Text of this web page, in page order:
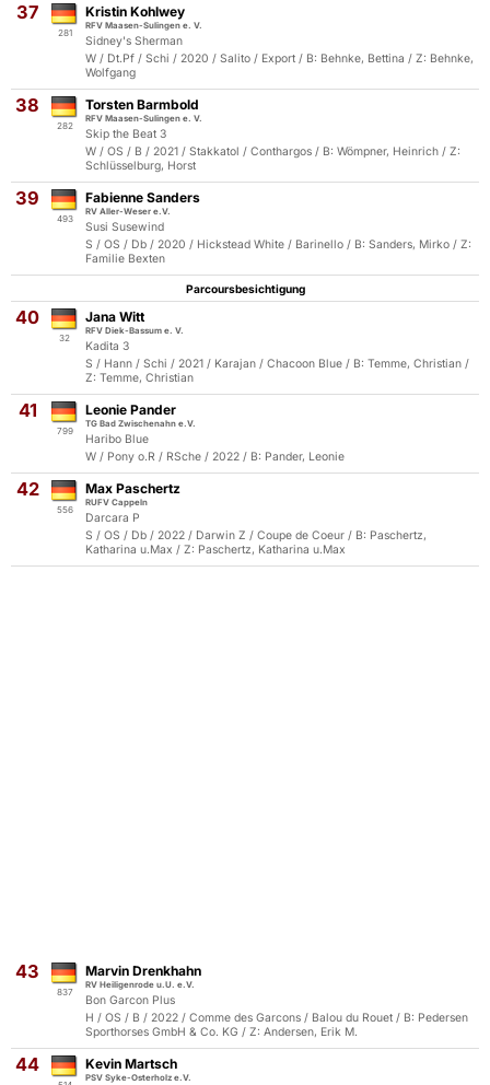
37
281
Kristin Kohlwey
RFV Maasen-Sulingen e. V.
Sidney's Sherman
W / Dt.Pf / Schi / 2020 / Salito / Export / B: Behnke, Bettina / Z: Behnke,
Wolfgang
38
282
Torsten Barmbold
RFV Maasen-Sulingen e. V.
Skip the Beat 3
W / OS / B / 2021 / Stakkatol / Conthargos / B: Wömpner, Heinrich / Z:
Schlüsselburg, Horst
39
493
Fabienne Sanders
RV Aller-Weser e.V.
Susi Susewind
S / OS / Db / 2020 / Hickstead White / Barinello / B: Sanders, Mirko / Z:
Familie Bexten
Parcoursbesichtigung
40
32
Jana Witt
RFV Diek-Bassum e. V.
Kadita 3
S / Hann / Schi / 2021 / Karajan / Chacoon Blue / B: Temme, Christian /
Z: Temme, Christian
41
799
Leonie Pander
TG Bad Zwischenahn e.V.
Haribo Blue
W / Pony o.R / RSche / 2022 / B: Pander, Leonie
42
556
Max Paschertz
RUFV Cappeln
Darcara P
S / OS / Db / 2022 / Darwin Z / Coupe de Coeur / B: Paschertz,
Katharina u.Max / Z: Paschertz, Katharina u.Max
43
837
Marvin Drenkhahn
RV Heiligenrode u.U. e.V.
Bon Garcon Plus
H / OS / B / 2022 / Comme des Garcons / Balou du Rouet / B: Pedersen
Sporthorses GmbH & Co. KG / Z: Andersen, Erik M.
44 Kevin Martsch
PSV Syke-Osterholz e.V.